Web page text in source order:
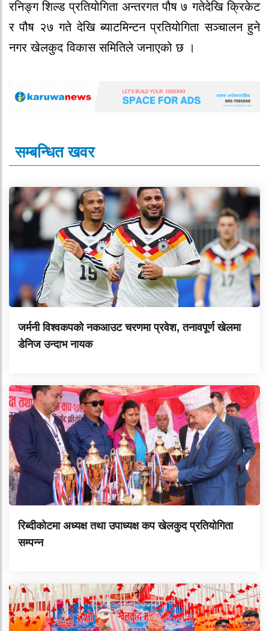
रनिङ्ग शिल्ड प्रतियोगिता अन्तरगत पौष ७ गतेदेखि क्रिकेट
र पौष २७ गते देखि ब्याटमिन्टन प्रतियोगिता सञ्चालन हुने
नगर खेलकुद विकास समितिले जनाएको छ ।
सम्बन्धित खवर
जर्मनी विश्वकपको नकआउट चरणमा प्रवेश, तनावपूर्ण खेलमा
डेनिज उन्दाभ नायक
रिब्दीकोटमा अध्यक्ष तथा उपाध्यक्ष कप खेलकुद प्रतियोगिता
सम्पन्न